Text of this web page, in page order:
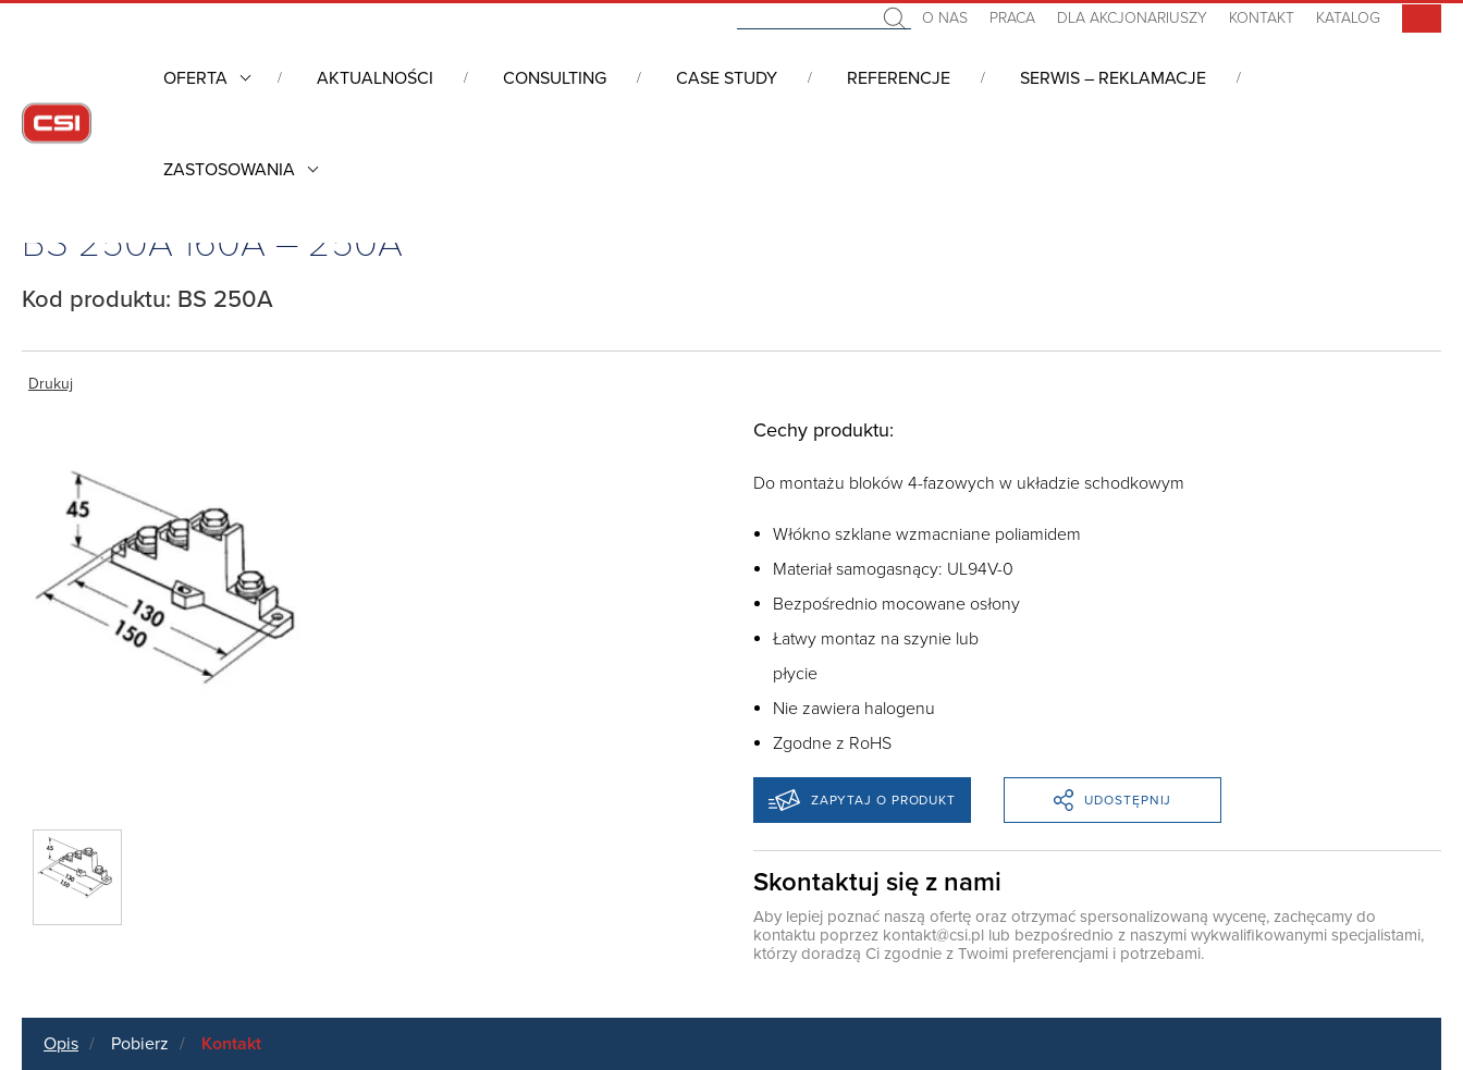
O NAS PRACA DLA AKCJONARIUSZY KONTAKT KATALOG
OFERTA AKTUALNOŚCI CONSULTING CASE STUDY REFERENCJE SERWIS – REKLAMACJE
ZASTOSOWANIA
Obudowy przemysłowe
BS 250A 160A – 250A
Kod produktu: BS 250A
Drukuj
Cechy produktu:
Do montażu bloków 4-fazowych w układzie schodkowym
Włókno szklane wzmacniane poliamidem
Materiał samogasnący: UL94V-0
Bezpośrednio mocowane osłony
Łatwy montaz na szynie lub
płycie
Nie zawiera halogenu
Zgodne z RoHS
ZAPYTAJ O PRODUKT UDOSTĘPNIJ
Skontaktuj się z nami
Aby lepiej poznać naszą ofertę oraz otrzymać spersonalizowaną wycenę, zachęcamy do
kontaktu poprzez kontakt@csi.pl lub bezpośrednio z naszymi wykwalifikowanymi specjalistami,
którzy doradzą Ci zgodnie z Twoimi preferencjami i potrzebami.
Opis Pobierz Kontakt